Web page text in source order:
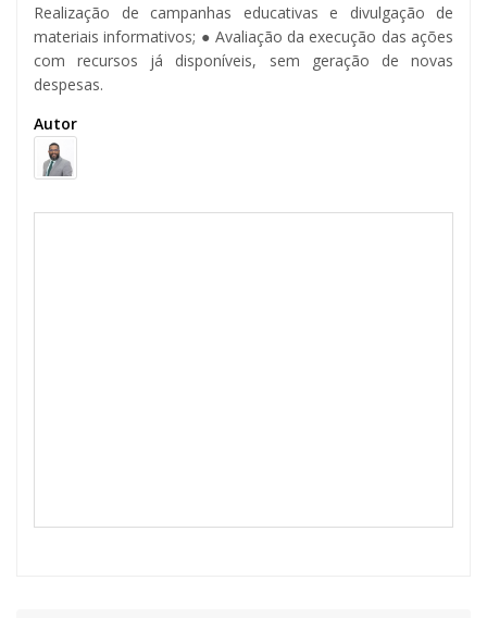
Realização de campanhas educativas e divulgação de
materiais informativos; ● Avaliação da execução das ações
com recursos já disponíveis, sem geração de novas
despesas.
Autor